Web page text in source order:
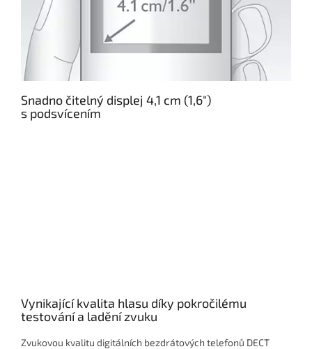
Snadno čitelný displej 4,1 cm (1,6")
s podsvícením
Vynikající kvalita hlasu díky pokročilému
testování a ladění zvuku
Zvukovou kvalitu digitálních bezdrátových telefonů DECT